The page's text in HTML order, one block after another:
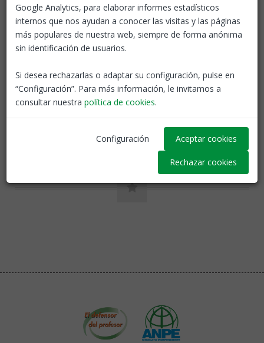
nuestro más absoluto rechazo
a cualquier forma de violencia
en los centros educativos.
Defensor del profesor
Google Analytics, para elaborar informes estadísticos
internos que nos ayudan a conocer las visitas y las páginas
más populares de nuestra web, siempre de forma anónima
sin identificación de usuarios.
Si desea rechazarlas o adaptar su configuración, pulse en
“Configuración”. Para más información, le invitamos a
consultar nuestra política de cookies.
Configuración Aceptar cookies
Rechazar cookies